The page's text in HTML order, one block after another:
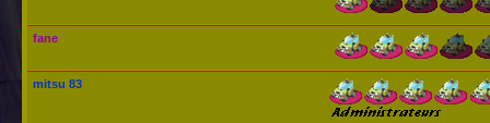
fane
mitsu 83